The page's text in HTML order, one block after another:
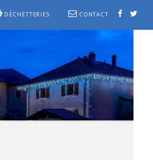
DÉCHETTERIES CONTACT